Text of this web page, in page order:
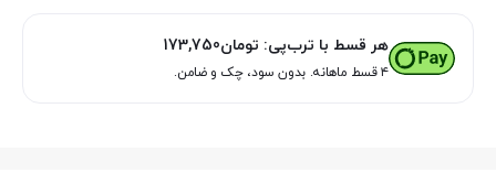
هر قسط با ترب‌پی: تومان173,750
۴ قسط ماهانه. بدون سود، چک و ضامن.